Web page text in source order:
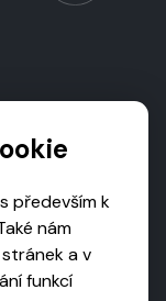
především k
nám
a v
funkcí